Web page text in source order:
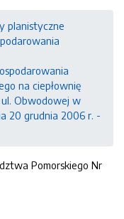
planistyczne
na ciepłownię
ul. Obwodowej w
20 grudnia 2006 r. -
Pomorskiego Nr